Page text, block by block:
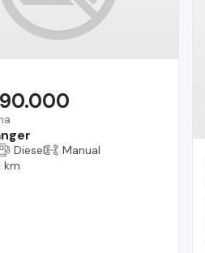
Diesel
Manual
km